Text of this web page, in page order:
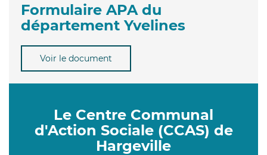
Formulaire APA du
département Yvelines
Voir le document
Le Centre Communal
d'Action Sociale (CCAS) de
Hargeville